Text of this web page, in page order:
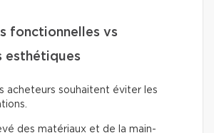
fonctionnelles vs
esthétiques
acheteurs souhaitent éviter les
des matériaux et de la main-